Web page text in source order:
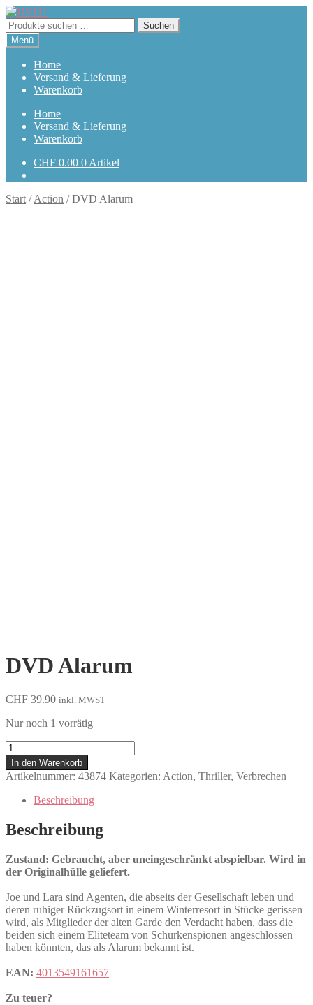
Zur
Navigation
springen
Zum
Inhalt
springen
Suchen
nach:
Suchen
Menü
Home
Versand & Lieferung
Warenkorb
Home
Versand & Lieferung
Warenkorb
CHF 0.00 0 Artikel
Start /Action /DVD Alarum
DVD Alarum
CHF 39.90 inkl. MWST
Nur noch 1 vorrätig
Alarum
Menge
In den Warenkorb
Artikelnummer: 43874 Kategorien: Action, Thriller, Verbrechen
Beschreibung
Beschreibung
Zustand: Gebraucht, aber uneingeschränkt abspielbar. Wird in
der Originalhülle geliefert.
Joe und Lara sind Agenten, die abseits der Gesellschaft leben und
deren ruhiger Rückzugsort in einem Winterresort in Stücke gerissen
wird, als Mitglieder der alten Garde den Verdacht haben, dass die
beiden sich einem Eliteteam von Schurkenspionen angeschlossen
haben könnten, das als Alarum bekannt ist.
EAN: 4013549161657
Zu teuer?